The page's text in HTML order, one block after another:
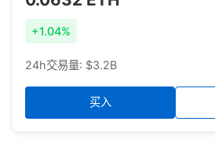
+1.04%
24h交易量: $3.2B
买入